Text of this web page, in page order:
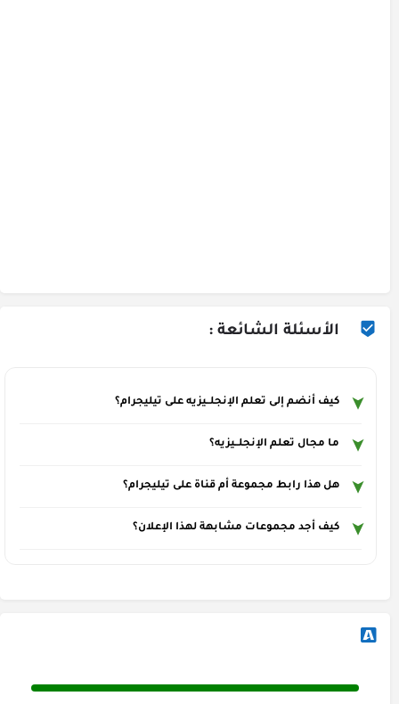
الأسئلة الشائعة :
كيف أنضم إلى تعلم الإنجلــيزيه على تيليجرام؟
ما مجال تعلم الإنجلــيزيه؟
هل هذا رابط مجموعة أم قناة على تيليجرام؟
كيف أجد مجموعات مشابهة لهذا الإعلان؟